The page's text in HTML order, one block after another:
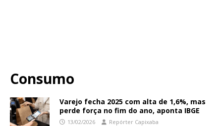
Consumo
Varejo fecha 2025 com alta de 1,6%, mas
perde força no fim do ano, aponta IBGE
13/02/2026 Repórter Capixaba